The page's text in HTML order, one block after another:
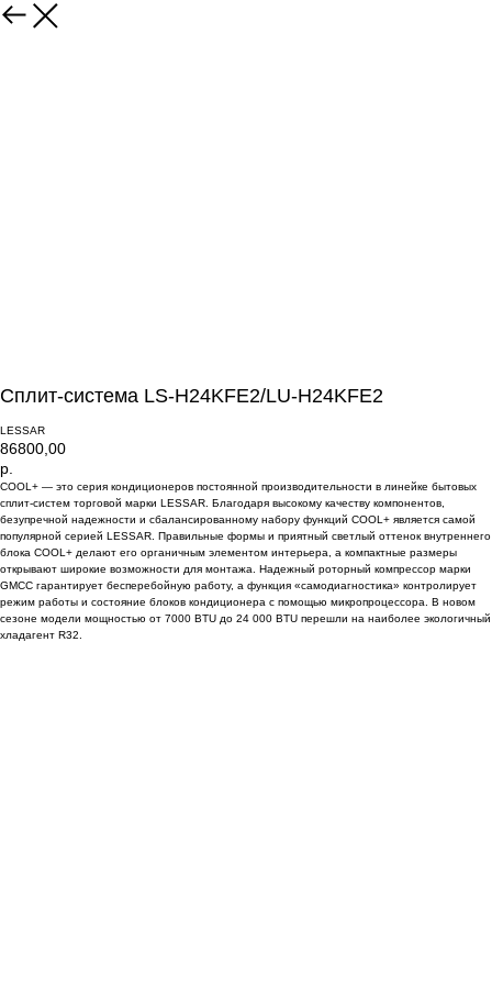
Сплит-система LS-H24KFE2/LU-H24KFE2
LESSAR
86800,00
р.
COOL+ — это серия кондиционеров постоянной производительности в линейке бытовых
сплит-систем торговой марки LESSAR. Благодаря высокому качеству компонентов,
безупречной надежности и сбалансированному набору функций COOL+ является самой
популярной серией LESSAR. Правильные формы и приятный светлый оттенок внутреннего
блока COOL+ делают его органичным элементом интерьера, а компактные размеры
открывают широкие возможности для монтажа. Надежный роторный компрессор марки
GMCC гарантирует бесперебойную работу, а функция «самодиагностика» контролирует
режим работы и состояние блоков кондиционера с помощью микропроцессора. В новом
сезоне модели мощностью от 7000 BTU до 24 000 BTU перешли на наиболее экологичный
хладагент R32.